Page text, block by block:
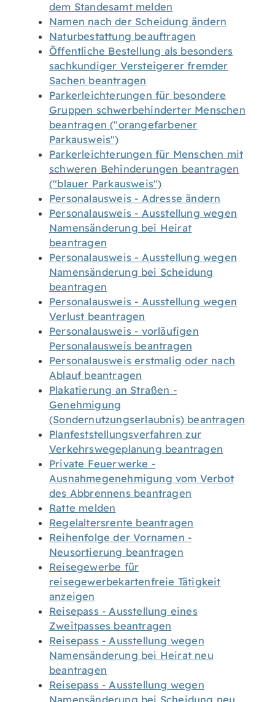
dem Standesamt melden
Namen nach der Scheidung ändern
Naturbestattung beauftragen
Öffentliche Bestellung als besonders
sachkundiger Versteigerer fremder
Sachen beantragen
Parkerleichterungen für besondere
Gruppen schwerbehinderter Menschen
beantragen ("orangefarbener
Parkausweis")
Parkerleichterungen für Menschen mit
schweren Behinderungen beantragen
("blauer Parkausweis")
Personalausweis - Adresse ändern
Personalausweis - Ausstellung wegen
Namensänderung bei Heirat
beantragen
Personalausweis - Ausstellung wegen
Namensänderung bei Scheidung
beantragen
Personalausweis - Ausstellung wegen
Verlust beantragen
Personalausweis - vorläufigen
Personalausweis beantragen
Personalausweis erstmalig oder nach
Ablauf beantragen
Plakatierung an Straßen -
Genehmigung
(Sondernutzungserlaubnis) beantragen
Planfeststellungsverfahren zur
Verkehrswegeplanung beantragen
Private Feuerwerke -
Ausnahmegenehmigung vom Verbot
des Abbrennens beantragen
Ratte melden
Regelaltersrente beantragen
Reihenfolge der Vornamen -
Neusortierung beantragen
Reisegewerbe für
reisegewerbekartenfreie Tätigkeit
anzeigen
Reisepass - Ausstellung eines
Zweitpasses beantragen
Reisepass - Ausstellung wegen
Namensänderung bei Heirat neu
beantragen
Reisepass - Ausstellung wegen